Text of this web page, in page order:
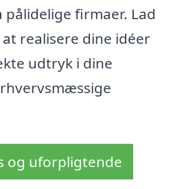
firmaer. Lad
realisere dine idéer
udtryk i dine
og uforpligtende